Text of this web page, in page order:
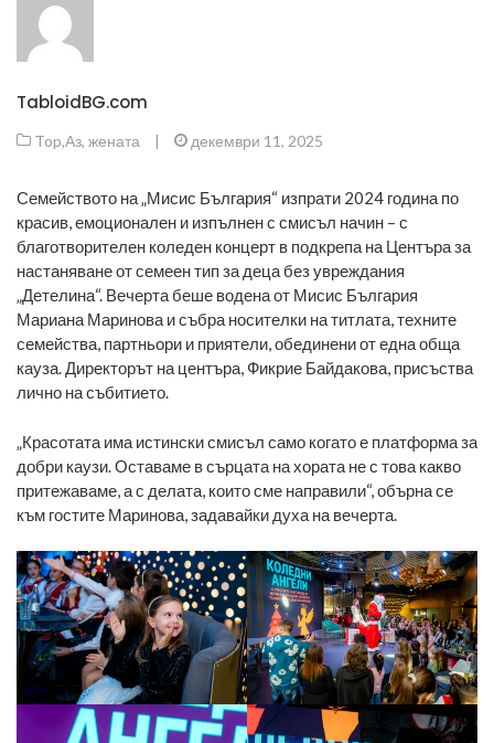
TabloidBG.com
Top,Аз, жената | декември 11, 2025
Семейството на „Мисис България“ изпрати 2024 година по
красив, емоционален и изпълнен с смисъл начин – с
благотворителен коледен концерт в подкрепа на Центъра за
настаняване от семеен тип за деца без увреждания
„Детелина“. Вечерта беше водена от Мисис България
Мариана Маринова и събра носителки на титлата, техните
семейства, партньори и приятели, обединени от една обща
кауза. Директорът на центъра, Фикрие Байдакова, присъства
лично на събитието.
„Красотата има истински смисъл само когато е платформа за
добри каузи. Оставаме в сърцата на хората не с това какво
притежаваме, а с делата, които сме направили“, обърна се
към гостите Маринова, задавайки духа на вечерта.